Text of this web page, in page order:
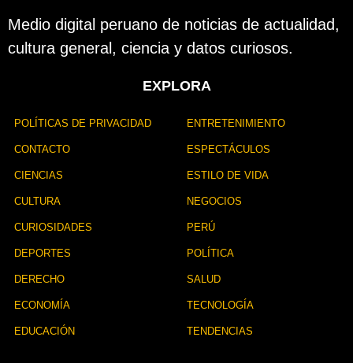
Medio digital peruano de noticias de actualidad,
cultura general, ciencia y datos curiosos.
EXPLORA
POLÍTICAS DE PRIVACIDAD
CONTACTO
CIENCIAS
CULTURA
CURIOSIDADES
DEPORTES
DERECHO
ECONOMÍA
EDUCACIÓN
ENTRETENIMIENTO
ESPECTÁCULOS
ESTILO DE VIDA
NEGOCIOS
PERÚ
POLÍTICA
SALUD
TECNOLOGÍA
TENDENCIAS